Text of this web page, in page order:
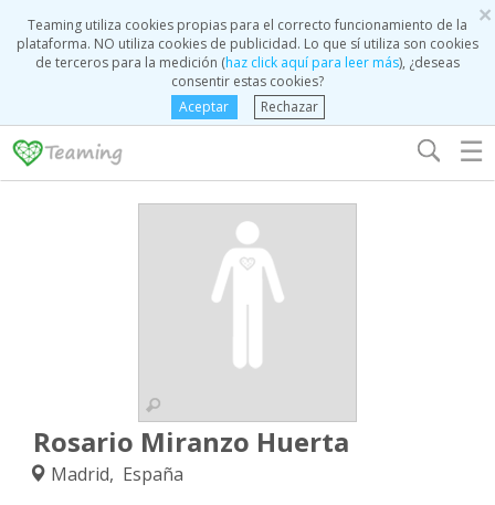
×
Teaming utiliza cookies propias para el correcto funcionamiento de la
plataforma. NO utiliza cookies de publicidad. Lo que sí utiliza son cookies
de terceros para la medición (haz click aquí para leer más), ¿deseas
consentir estas cookies?
Aceptar
Rechazar
☰
Rosario Miranzo Huerta
Madrid, España